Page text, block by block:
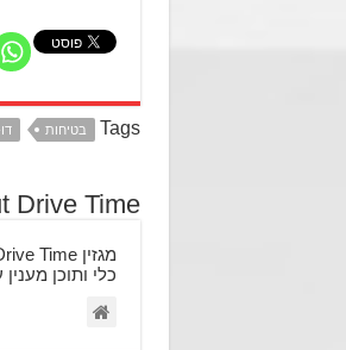
Tags בטיחות
Drive Time
כלי ותוכן